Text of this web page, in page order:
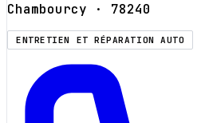
Chambourcy · 78240
ENTRETIEN ET RÉPARATION AUTO